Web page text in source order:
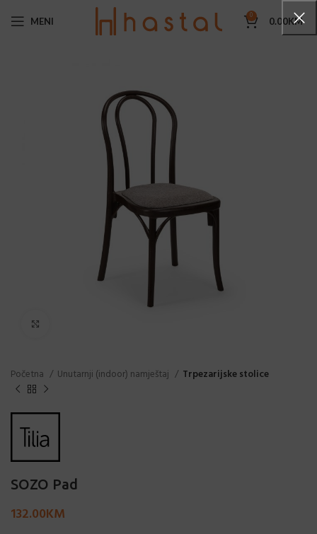
MENI 0 0.00KM
Početna Unutarnji (indoor) namještaj Trpezarijske stolice
SOZO Pad
132.00KM